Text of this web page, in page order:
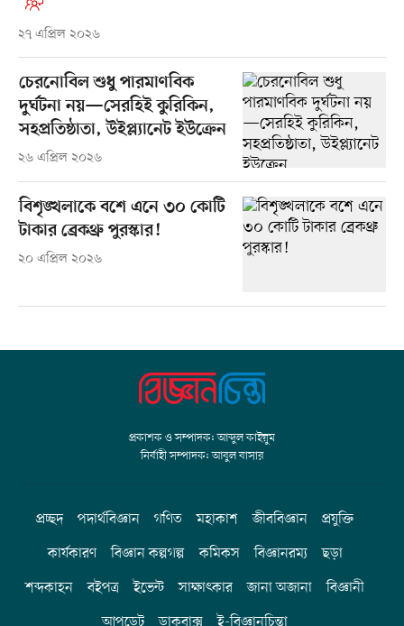
২৭ এপ্রিল ২০২৬
চেরনোবিল শুধু পারমাণবিক
দুর্ঘটনা নয়—সেরহিই কুরিকিন,
সহপ্রতিষ্ঠাতা, উইপ্ল্যানেট ইউক্রেন
২৬ এপ্রিল ২০২৬
বিশৃঙ্খলাকে বশে এনে ৩০ কোটি
টাকার ব্রেকথ্রু পুরস্কার!
২০ এপ্রিল ২০২৬
প্রকাশক ও সম্পাদক: আব্দুল কাইয়ুম
নির্বাহী সম্পাদক: আবুল বাসার
প্রচ্ছদ পদার্থবিজ্ঞান গণিত মহাকাশ জীববিজ্ঞান
প্রযুক্তি
কার্যকারণ
বিজ্ঞান কল্পগল্প কমিকস বিজ্ঞানরম্য
ছড়া
শব্দকাহন
বইপত্র ইভেন্ট সাক্ষাৎকার জানা অজানা
বিজ্ঞানী